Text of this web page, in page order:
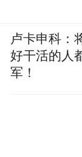
卢卡申科：
好干活的人
军！